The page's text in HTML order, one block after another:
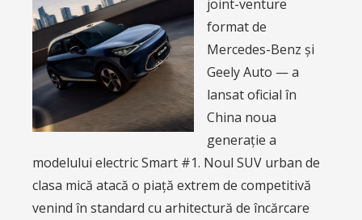
joint-venture
format de
Mercedes-Benz și
Geely Auto — a
lansat oficial în
China noua
generație a
modelului electric Smart #1. Noul SUV urban de
clasa mică atacă o piață extrem de competitivă
venind în standard cu arhitectură de încărcare